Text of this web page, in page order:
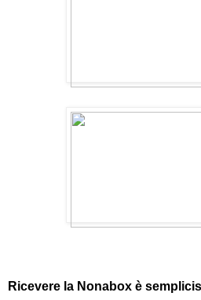
Ricevere la Nonabox è